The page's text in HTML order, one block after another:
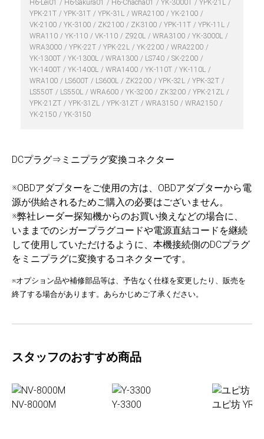
H6-Lei01 H6-Sakura01 H6-Chacha01 YK-3000T
YPK-21L
YPK-21T
YPK-31T YPK-31L WRA2100
YK-2100
VK-2100
YK-3100 ZK2100 ZK3100 YPK-11T
YPK-11L
WRA110
YK-110 VK-110 Z920L WRA3100
YK-3000L
WRA3000
YPK-22T YPK-22L YK-2200
WRA2200
YK-1300T
YK-1300L WRA1300 LS740
SK-2200
YK-1400T
YK-1400L WRA1400 YK-110T
YK-110L
WRA100
LS600T LS600L ZK2200 YPK-32L
YPK-32T
LS550T
LS550L WRA600 YK-3200 ZK3200
YPK-21ZL
YPK-21ZT
YPK-31ZL YPK-31ZT WRA3150
WRA2150
YK-2150
YK-3150
DCプラグ⇒ミニプラグ変換コネクター
※OBDアダプターをご使用の方は、OBDアダプターから電
源が供給されるためご購入の必要はございません。
※弊社レーダー探知機からのお買い換えなどの場合に、
いままでのシガープラグコードや電源直結コードを継続
して使用していただけるように、本機接続側のDCプラグ
をミニプラグに変換するコネクターです。
※オプション品や補修部品等は、予告なく仕様を変更したり、販売を
終了する場合があります。あらかじめご了承ください。
スタッフのおすすめ商品
NV-8000M Y-3300 ユピ坊 YR-